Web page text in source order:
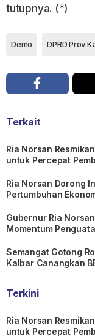
tutupnya. (*)
Demo DPRD Prov
Terkait
Ria Norsan
untuk Percepat
Ria Norsan Dorong
Pertumbuhan
Gubernur Ria
Momentum
Semangat Gotong
Kalbar Canangkan
Terkini
Ria Norsan
untuk Percepat